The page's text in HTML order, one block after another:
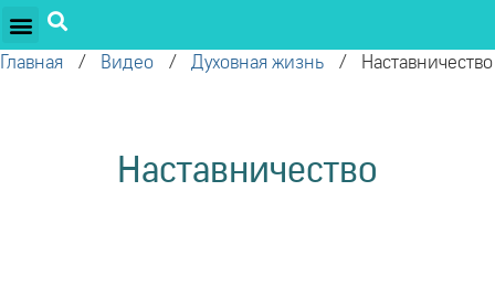
Главная / Видео / Духовная жизнь / Наставничество
Наставничество